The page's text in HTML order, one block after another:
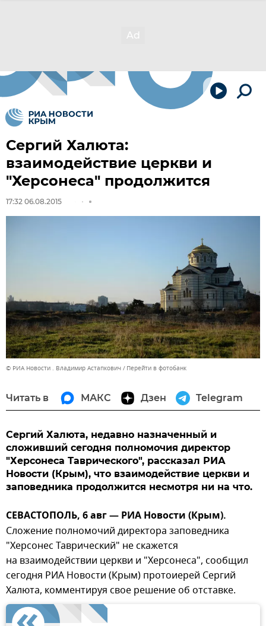
Сергий Халюта:
взаимодействие церкви и
"Херсонеса" продолжится
17:32 06.08.2015
© РИА Новости . Владимир Астапкович Перейти в фотобанк
Читать в МАКС Дзен Telegram
Сергий Халюта, недавно назначенный и
сложивший сегодня полномочия директор
"Херсонеса Таврического", рассказал РИА
Новости (Крым), что взаимодействие церкви и
заповедника продолжится несмотря ни на что.
СЕВАСТОПОЛЬ, 6 авг — РИА Новости (Крым).
Сложение полномочий директора заповедника
"Херсонес Таврический" не скажется
на взаимодействии церкви и "Херсонеса", сообщил
сегодня РИА Новости (Крым) протоиерей Сергий
Халюта, комментируя свое решение об отставке.